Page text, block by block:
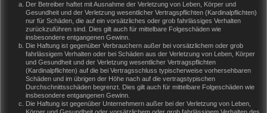
Der Betreiber haftet mit Ausnahme der Verletzung von Leben, Körper und
Gesundheit und der Verletzung wesentlicher Vertragspflichten (Kardinalpflichten)
nur für Schäden, die auf ein vorsätzliches oder grob fahrlässiges Verhalten
zurückzuführen sind. Dies gilt auch für mittelbare Folgeschäden wie
insbesondere entgangenen Gewinn.
Die Haftung ist gegenüber Verbrauchern außer bei vorsätzlichem oder grob
fahrlässigem Verhalten oder bei Schäden aus der Verletzung von Leben, Körper
und Gesundheit und der Verletzung wesentlicher Vertragspflichten
(Kardinalpflichten) auf die bei Vertragsschluss typischerweise vorhersehbaren
Schäden und im übrigen der Höhe nach auf die vertragstypischen
Durchschnittsschäden begrenzt. Dies gilt auch für mittelbare Folgeschäden wie
insbesondere entgangenen Gewinn.
Die Haftung ist gegenüber Unternehmern außer bei der Verletzung von Leben,